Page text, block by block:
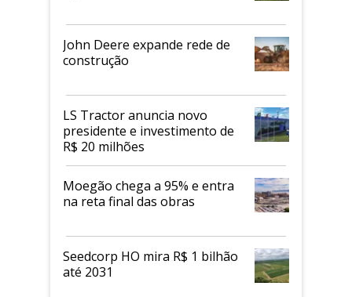
John Deere expande rede de
construção
LS Tractor anuncia novo
presidente e investimento de
R$ 20 milhões
Moegão chega a 95% e entra
na reta final das obras
Seedcorp HO mira R$ 1 bilhão
até 2031